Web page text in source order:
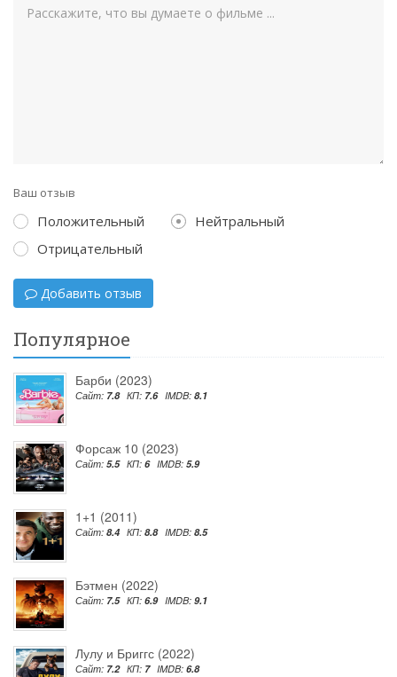
Ваш отзыв
Положительный
Нейтральный
Отрицательный
Добавить отзыв
Популярное
Барби (2023)
Сайт: 7.8 КП: 7.6 IMDB: 8.1
Форсаж 10 (2023)
Сайт: 5.5 КП: 6 IMDB: 5.9
1+1 (2011)
Сайт: 8.4 КП: 8.8 IMDB: 8.5
Бэтмен (2022)
Сайт: 7.5 КП: 6.9 IMDB: 9.1
Лулу и Бриггс (2022)
Сайт: 7.2 КП: 7 IMDB: 6.8